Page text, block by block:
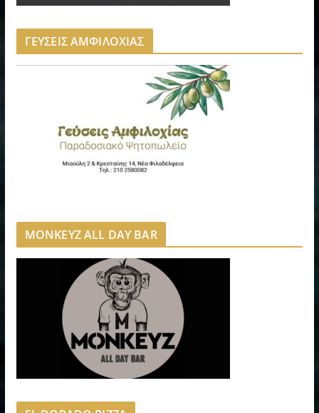
ΓΕΥΣΕΙΣ ΑΜΦΙΛΟΧΙΑΣ
MONKEYZ ALL DAY BAR